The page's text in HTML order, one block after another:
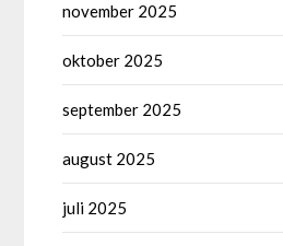
november 2025
oktober 2025
september 2025
august 2025
juli 2025